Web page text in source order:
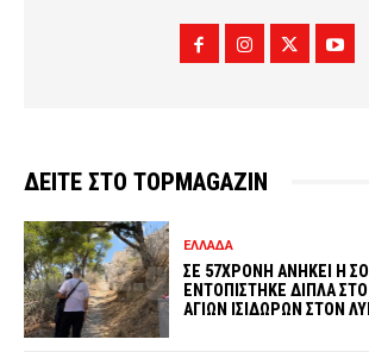
ΔΕΙΤΕ ΣΤΟ TOPMAGAZIN
ΕΛΛΑΔΑ
ΣΕ 57ΧΡΟΝΗ ΑΝΗΚΕΙ Η
ΕΝΤΟΠΙΣΤΗΚΕ ΔΙΠΛΑ
ΑΓΙΩΝ ΙΣΙΔΩΡΩΝ ΣΤΟΝ